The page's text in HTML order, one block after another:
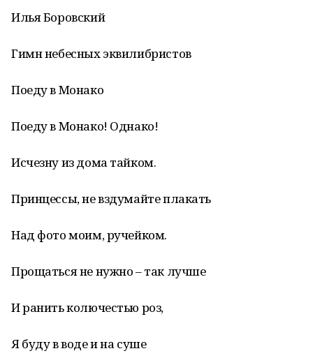
Илья Боровский
Гимн небесных эквилибристов
Поеду в Монако
Поеду в Монако! Однако!
Исчезну из дома тайком.
Принцессы, не вздумайте плакать
Над фото моим, ручейком.
Прощаться не нужно – так лучше
И ранить колючестью роз,
Я буду в воде и на суше